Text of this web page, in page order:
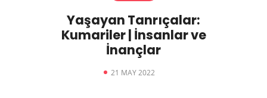
Yaşayan Tanrıçalar:
Kumariler | İnsanlar ve
İnançlar
21 MAY 2022